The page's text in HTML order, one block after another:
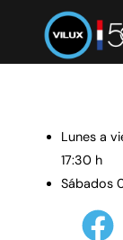
Lunes a
17:30 h
Sábados